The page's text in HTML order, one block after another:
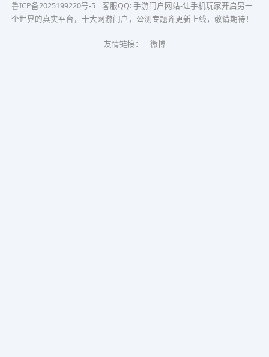
鲁ICP备2025199220号-5
客服QQ:手游门户网站-让手机玩家开启另一
个世界的真实平台，十大网游门户，公测专题齐更新上线，敬请期待！
友情链接： 微博